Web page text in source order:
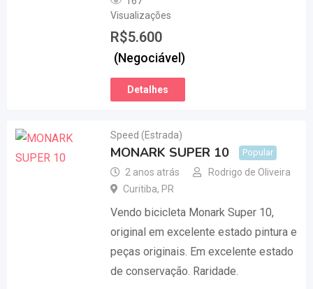
Visualizações
R$5.600
(Negociável)
Detalhes
Speed (Estrada)
MONARK SUPER 10 Popular
2 anos atrás
Rodrigo de Oliveira
Curitiba, PR
Vendo bicicleta Monark Super 10,
original em excelente estado pintura e
peças originais. Em excelente estado
de conservação. Raridade.